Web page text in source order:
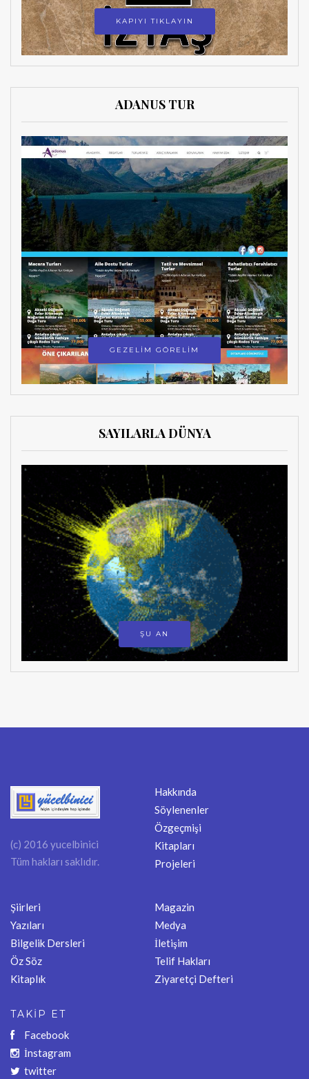
KAPIYI TIKLAYIN
ADANUS TUR
GEZELİM GÖRELİM
SAYILARLA DÜNYA
ŞU AN
(c) 2016 yucelbinici
Tüm hakları saklıdır.
Hakkında
Söylenenler
Özgeçmişi
Kitapları
Projeleri
Şiirleri
Yazıları
Bilgelik Dersleri
Öz Söz
Kitaplık
Magazin
Medya
İletişim
Telif Hakları
Ziyaretçi Defteri
TAKİP ET
Facebook
İnstagram
twitter